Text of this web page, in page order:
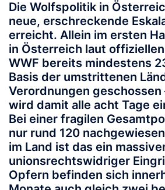
Die Wolfspolitik in
neue, erschreckende
erreicht. Allein im ersten
in Österreich laut
WWF bereits mindestens
Basis der umstrittenen
Verordnungen geschossen
wird damit alle acht Tage
Bei einer fragilen
nur rund 120
im Land ist das ein
unionsrechtswidriger
Opfern befinden sich